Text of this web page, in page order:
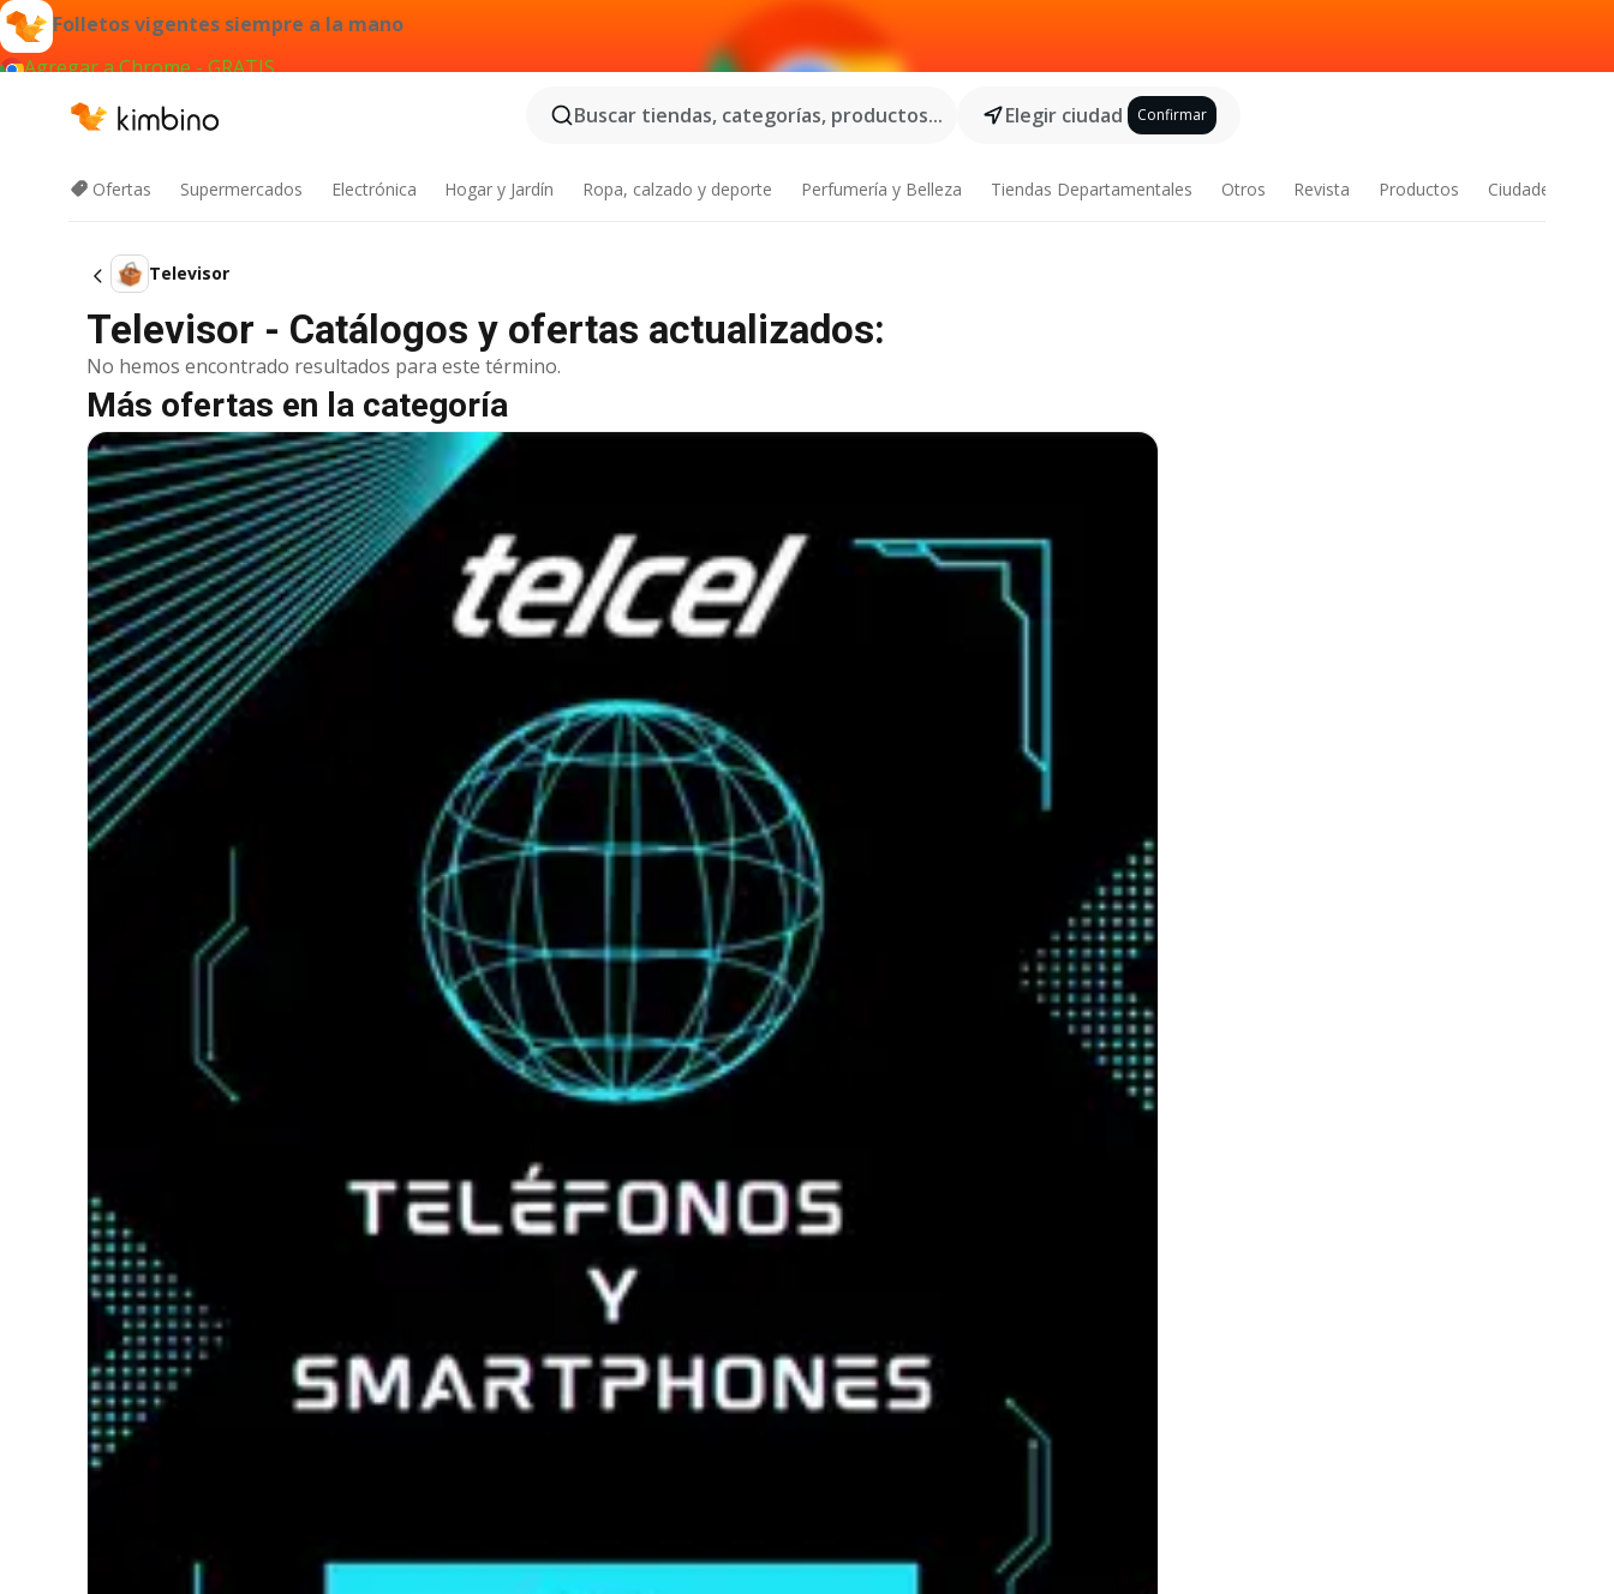
Folletos vigentes siempre a la mano
Agregar a Chrome - GRATIS
Buscar tiendas, categorías, productos...
Elegir ciudad Confirmar
Ofertas Supermercados Electrónica Hogar y Jardín Ropa, calzado y deporte Perfumería y Belleza Tiendas Departamentales Otros Revista Productos Ciudades
Televisor
Televisor - Catálogos y ofertas actualizados:
No hemos encontrado resultados para este término.
Más ofertas en la categoría